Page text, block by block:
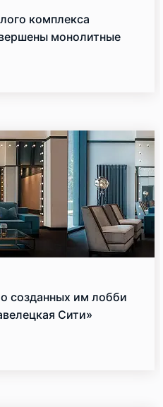
комплекса
монолитные
созданных им лобби
Сити»